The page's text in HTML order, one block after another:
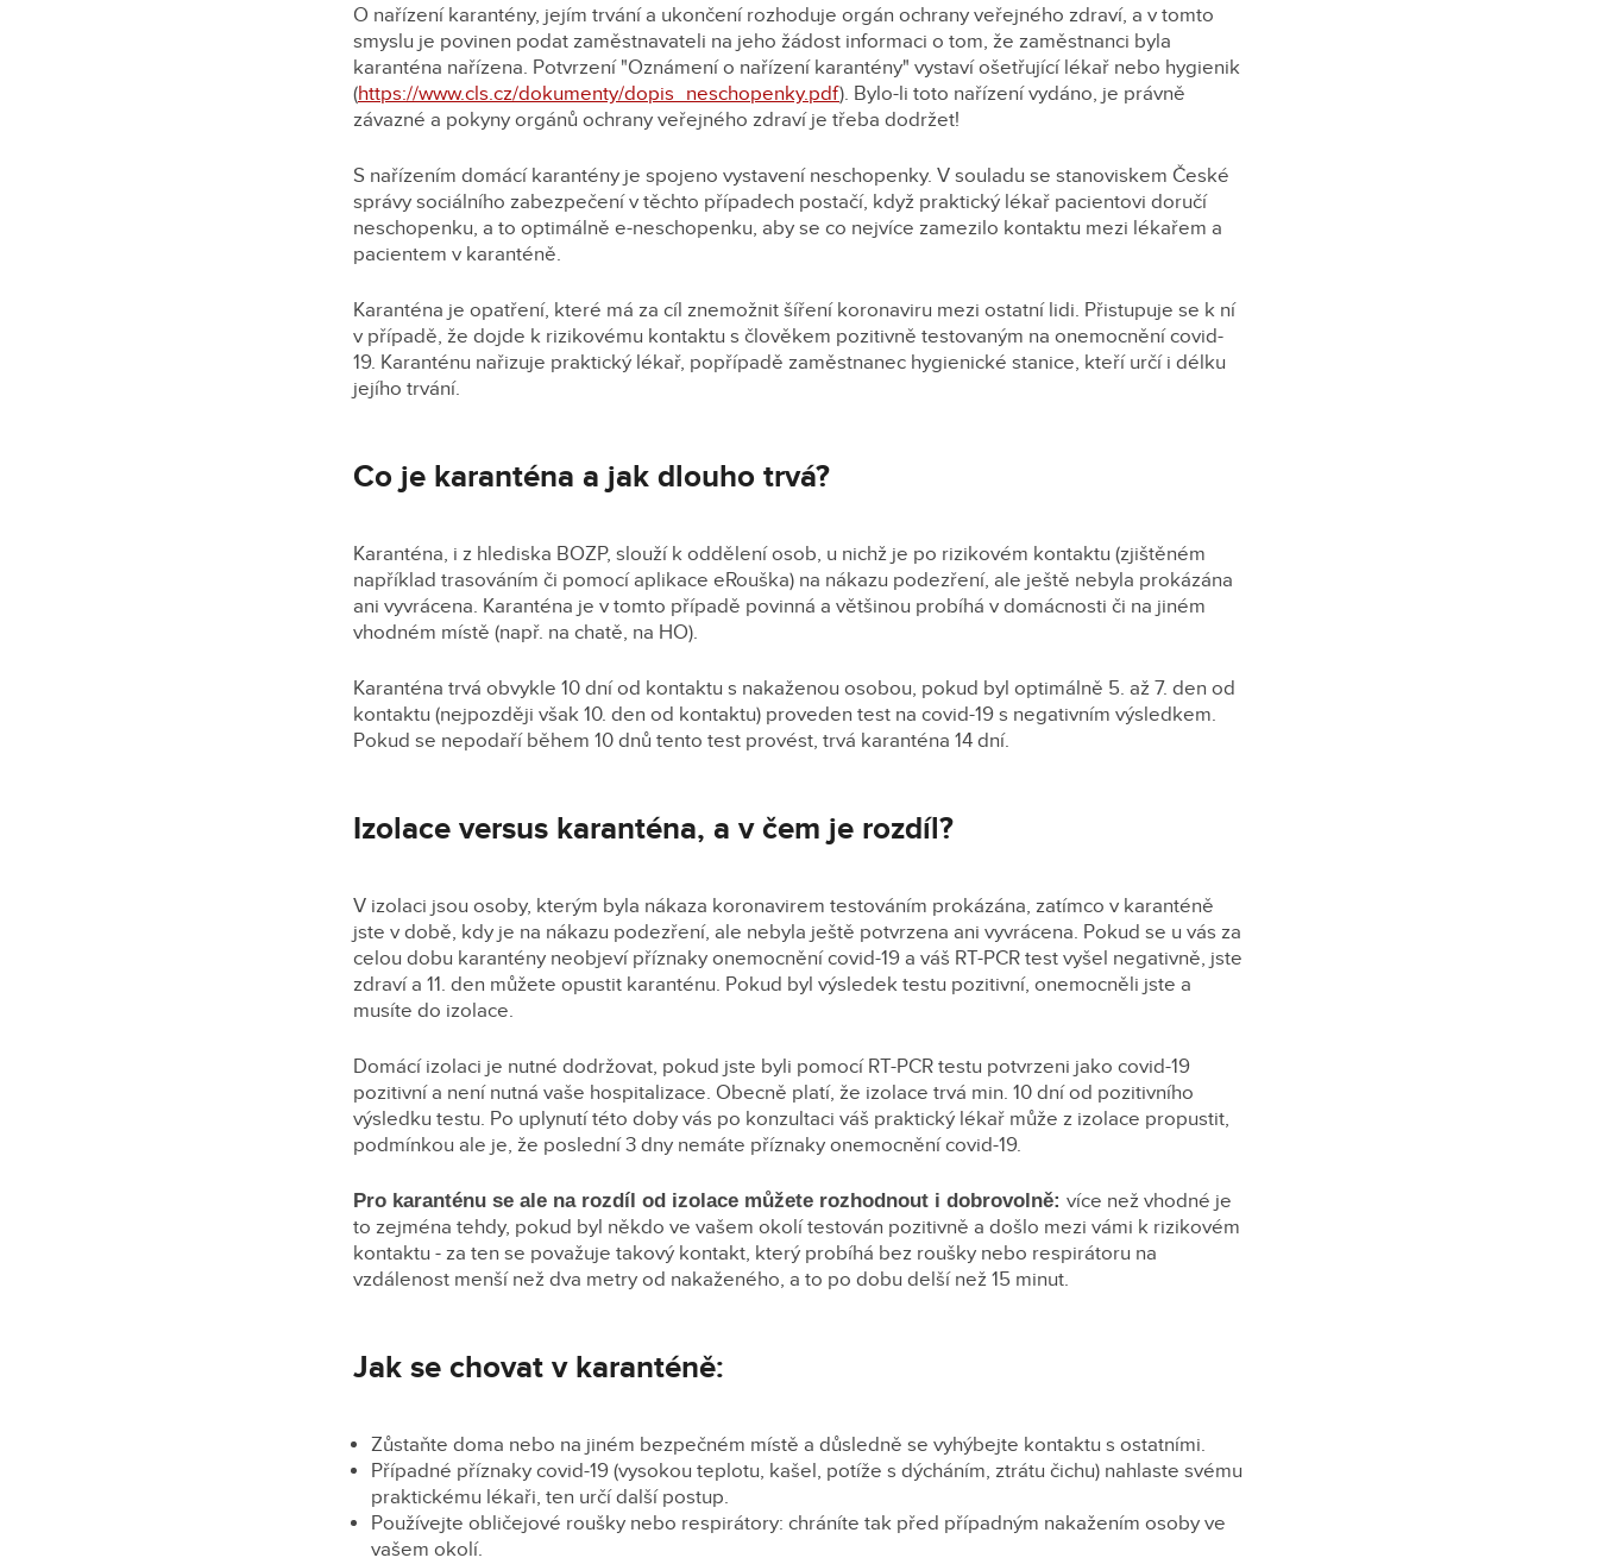
O nařízení karantény, jejím trvání a ukončení rozhoduje orgán ochrany veřejného zdraví, a v tomto
smyslu je povinen podat zaměstnavateli na jeho žádost informaci o tom, že zaměstnanci byla
karanténa nařízena. Potvrzení "Oznámení o nařízení karantény" vystaví ošetřující lékař nebo hygienik
(https://www.cls.cz/dokumenty/dopis_neschopenky.pdf). Bylo-li toto nařízení vydáno, je právně
závazné a pokyny orgánů ochrany veřejného zdraví je třeba dodržet!
S nařízením domácí karantény je spojeno vystavení neschopenky. V souladu se stanoviskem České
správy sociálního zabezpečení v těchto případech postačí, když praktický lékař pacientovi doručí
neschopenku, a to optimálně e-neschopenku, aby se co nejvíce zamezilo kontaktu mezi lékařem a
pacientem v karanténě.
Karanténa je opatření, které má za cíl znemožnit šíření koronaviru mezi ostatní lidi. Přistupuje se k ní
v případě, že dojde k rizikovému kontaktu s člověkem pozitivně testovaným na onemocnění covid-
19. Karanténu nařizuje praktický lékař, popřípadě zaměstnanec hygienické stanice, kteří určí i délku
jejího trvání.
Co je karanténa a jak dlouho trvá?
Karanténa, i z hlediska BOZP, slouží k oddělení osob, u nichž je po rizikovém kontaktu (zjištěném
například trasováním či pomocí aplikace eRouška) na nákazu podezření, ale ještě nebyla prokázána
ani vyvrácena. Karanténa je v tomto případě povinná a většinou probíhá v domácnosti či na jiném
vhodném místě (např. na chatě, na HO).
Karanténa trvá obvykle 10 dní od kontaktu s nakaženou osobou, pokud byl optimálně 5. až 7. den od
kontaktu (nejpozději však 10. den od kontaktu) proveden test na covid-19 s negativním výsledkem.
Pokud se nepodaří během 10 dnů tento test provést, trvá karanténa 14 dní.
Izolace versus karanténa, a v čem je rozdíl?
V izolaci jsou osoby, kterým byla nákaza koronavirem testováním prokázána, zatímco v karanténě
jste v době, kdy je na nákazu podezření, ale nebyla ještě potvrzena ani vyvrácena. Pokud se u vás za
celou dobu karantény neobjeví příznaky onemocnění covid-19 a váš RT-PCR test vyšel negativně, jste
zdraví a 11. den můžete opustit karanténu. Pokud byl výsledek testu pozitivní, onemocněli jste a
musíte do izolace.
Domácí izolaci je nutné dodržovat, pokud jste byli pomocí RT-PCR testu potvrzeni jako covid-19
pozitivní a není nutná vaše hospitalizace. Obecně platí, že izolace trvá min. 10 dní od pozitivního
výsledku testu. Po uplynutí této doby vás po konzultaci váš praktický lékař může z izolace propustit,
podmínkou ale je, že poslední 3 dny nemáte příznaky onemocnění covid-19.
Pro karanténu se ale na rozdíl od izolace můžete rozhodnout i dobrovolně: více než vhodné je
to zejména tehdy, pokud byl někdo ve vašem okolí testován pozitivně a došlo mezi vámi k rizikovém
kontaktu - za ten se považuje takový kontakt, který probíhá bez roušky nebo respirátoru na
vzdálenost menší než dva metry od nakaženého, a to po dobu delší než 15 minut.
Jak se chovat v karanténě:
Zůstaňte doma nebo na jiném bezpečném místě a důsledně se vyhýbejte kontaktu s ostatními.
Případné příznaky covid-19 (vysokou teplotu, kašel, potíže s dýcháním, ztrátu čichu) nahlaste svému
praktickému lékaři, ten určí další postup.
Používejte obličejové roušky nebo respirátory: chráníte tak před případným nakažením osoby ve
vašem okolí.